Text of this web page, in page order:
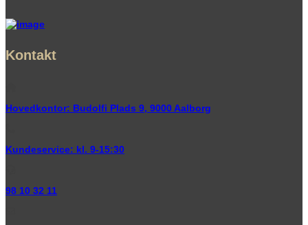
Kontakt
Hovedkontor: Budolfi Plads 9, 9000 Aalborg
Kundeservice: kl. 9-15:30
98 10 32 11